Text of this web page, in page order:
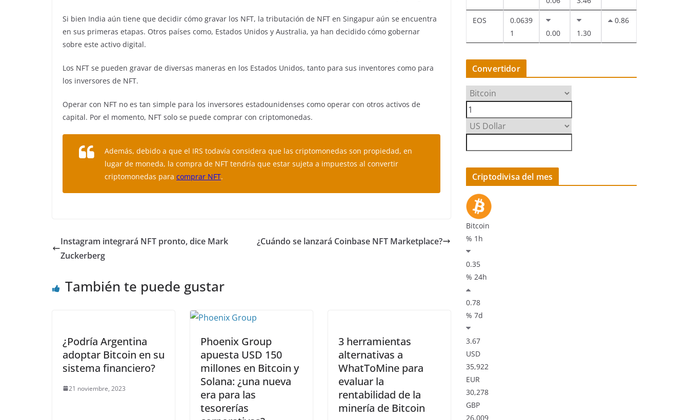
Si bien India aún tiene que decidir cómo gravar los NFT, la tributación de NFT en Singapur aún se encuentra
en sus primeras etapas. Otros países como, Estados Unidos y Australia, ya han decidido cómo gobernar
sobre este activo digital.
Los NFT se pueden gravar de diversas maneras en los Estados Unidos, tanto para sus inventores como para
los inversores de NFT.
Operar con NFT no es tan simple para los inversores estadounidenses como operar con otros activos de
capital. Por el momento, NFT solo se puede comprar con criptomonedas.
Además, debido a que el IRS todavía considera que las criptomonedas son propiedad, en
lugar de moneda, la compra de NFT tendría que estar sujeta a impuestos al convertir
criptomonedas para comprar NFT.
Instagram integrará NFT pronto, dice Mark
Zuckerberg
¿Cuándo se lanzará Coinbase NFT Marketplace?
También te puede gustar
¿Podría Argentina
adoptar Bitcoin en su
sistema financiero?
21 noviembre, 2023
Phoenix Group
apuesta USD 150
millones en Bitcoin y
Solana: ¿una nueva
era para las
tesorerías
3 herramientas
alternativas a
WhatToMine para
evaluar la
rentabilidad de la
minería de Bitcoin
EOS
0.0639
1
0.00 1.30
0.86
Convertidor
Criptodivisa del mes
Bitcoin
% 1h
0.35
% 24h
0.78
% 7d
3.67
USD
35,922
EUR
30,278
GBP
26,009